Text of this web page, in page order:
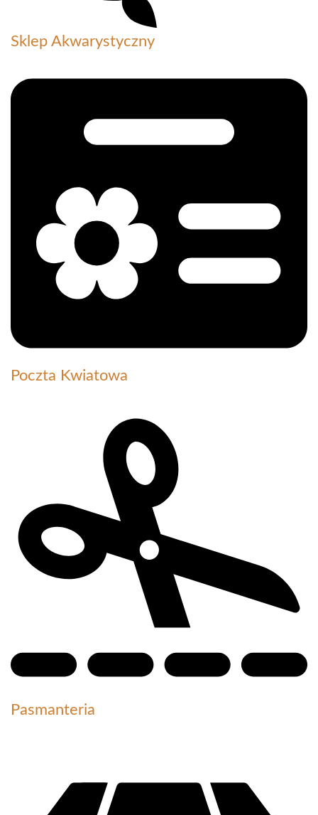
Sklep Akwarystyczny
Poczta Kwiatowa
Pasmanteria